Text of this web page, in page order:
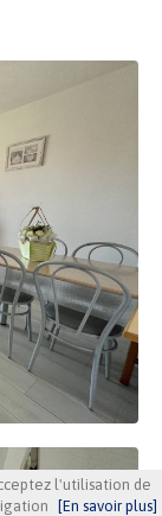
l'utilisation de
[En savoir plus]